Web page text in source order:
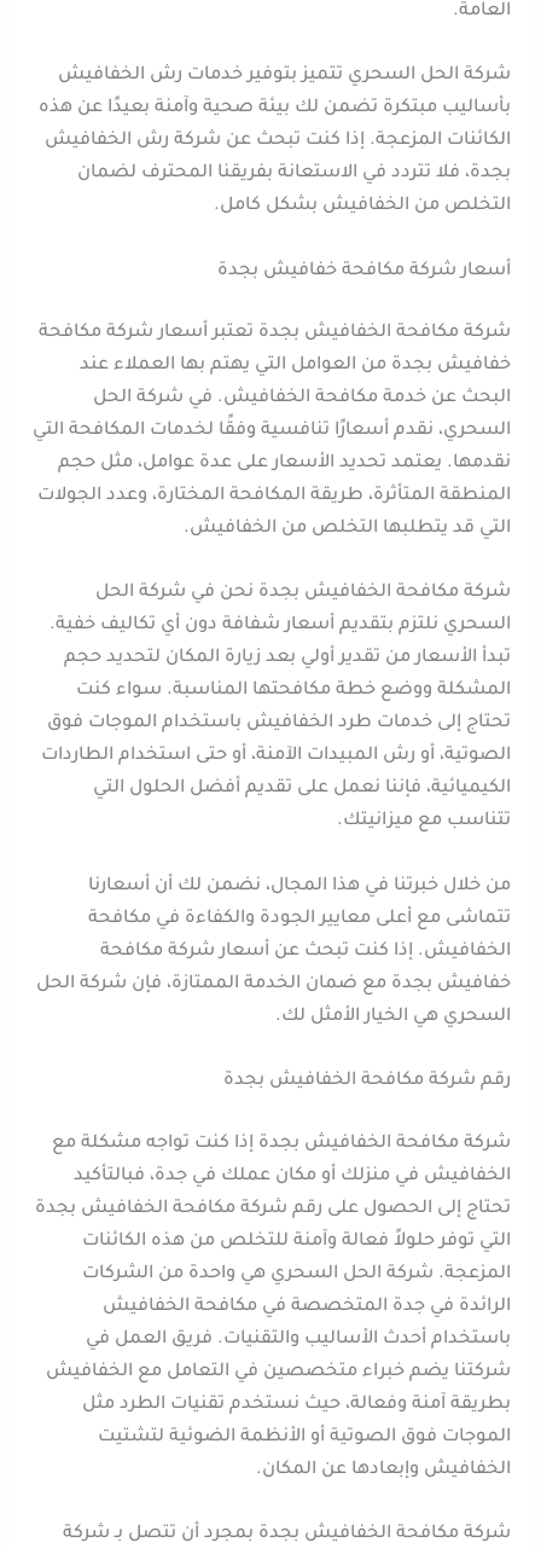
العامة.
شركة الحل السحري تتميز بتوفير خدمات رش الخفافيش
بأساليب مبتكرة تضمن لك بيئة صحية وآمنة بعيدًا عن هذه
الكائنات المزعجة. إذا كنت تبحث عن شركة رش الخفافيش
بجدة، فلا تتردد في الاستعانة بفريقنا المحترف لضمان
التخلص من الخفافيش بشكل كامل.
أسعار شركة مكافحة خفافيش بجدة
شركة مكافحة الخفافيش بجدة تعتبر أسعار شركة مكافحة
خفافيش بجدة من العوامل التي يهتم بها العملاء عند
البحث عن خدمة مكافحة الخفافيش. في شركة الحل
السحري، نقدم أسعارًا تنافسية وفقًا لخدمات المكافحة التي
نقدمها. يعتمد تحديد الأسعار على عدة عوامل، مثل حجم
المنطقة المتأثرة، طريقة المكافحة المختارة، وعدد الجولات
التي قد يتطلبها التخلص من الخفافيش.
شركة مكافحة الخفافيش بجدة نحن في شركة الحل
السحري نلتزم بتقديم أسعار شفافة دون أي تكاليف خفية.
تبدأ الأسعار من تقدير أولي بعد زيارة المكان لتحديد حجم
المشكلة ووضع خطة مكافحتها المناسبة. سواء كنت
تحتاج إلى خدمات طرد الخفافيش باستخدام الموجات فوق
الصوتية، أو رش المبيدات الآمنة، أو حتى استخدام الطاردات
الكيميائية، فإننا نعمل على تقديم أفضل الحلول التي
تتناسب مع ميزانيتك.
من خلال خبرتنا في هذا المجال، نضمن لك أن أسعارنا
تتماشى مع أعلى معايير الجودة والكفاءة في مكافحة
الخفافيش. إذا كنت تبحث عن أسعار شركة مكافحة
خفافيش بجدة مع ضمان الخدمة الممتازة، فإن شركة الحل
السحري هي الخيار الأمثل لك.
رقم شركة مكافحة الخفافيش بجدة
شركة مكافحة الخفافيش بجدة إذا كنت تواجه مشكلة مع
الخفافيش في منزلك أو مكان عملك في جدة، فبالتأكيد
تحتاج إلى الحصول على رقم شركة مكافحة الخفافيش بجدة
التي توفر حلولاً فعالة وآمنة للتخلص من هذه الكائنات
المزعجة. شركة الحل السحري هي واحدة من الشركات
الرائدة في جدة المتخصصة في مكافحة الخفافيش
باستخدام أحدث الأساليب والتقنيات. فريق العمل في
شركتنا يضم خبراء متخصصين في التعامل مع الخفافيش
بطريقة آمنة وفعالة، حيث نستخدم تقنيات الطرد مثل
الموجات فوق الصوتية أو الأنظمة الضوئية لتشتيت
الخفافيش وإبعادها عن المكان.
شركة مكافحة الخفافيش بجدة بمجرد أن تتصل بـ شركة